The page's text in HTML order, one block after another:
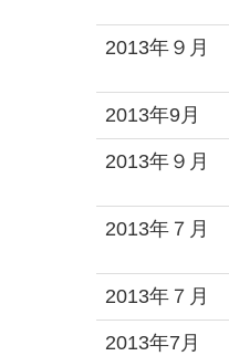
2013年９月
2013年9月
2013年９月
2013年７月
2013年７月
2013年7月